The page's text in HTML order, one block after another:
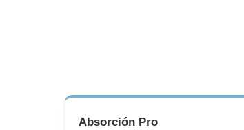
Absorción Pro